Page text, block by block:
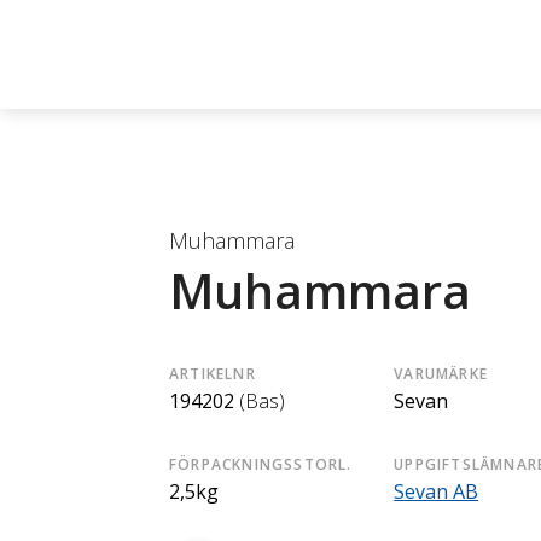
Muhammara
Muhammara
ARTIKELNR
194202 (Bas)
VARUMÄRKE
Sevan
FÖRPACKNINGSSTORL.
2,5kg Sevan AB